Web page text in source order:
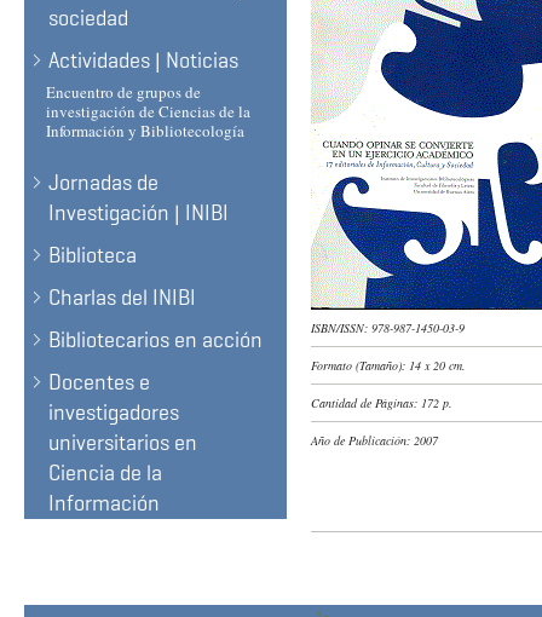
sociedad
Actividades | Noticias
Encuentro de grupos de
investigación de Ciencias de la
Información y Bibliotecología
Jornadas de
Investigación | INIBI
Biblioteca
Charlas del INIBI
Bibliotecarios en acción
Docentes e
investigadores
universitarios en
Ciencia de la
Información
ISBN/ISSN: 978-987-1450-03-9
Formato (Tamaño): 14 x 20 cm.
Cantidad de Páginas: 172 p.
Año de Publicación: 2007